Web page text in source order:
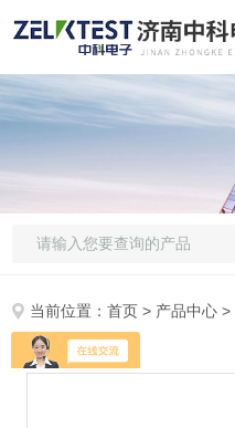
当前位置：首页 > 产品中心 >